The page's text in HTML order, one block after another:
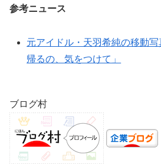
参考ニュース
元アイドル・天羽希純の移動
帰るの、気をつけて」
ブログ村